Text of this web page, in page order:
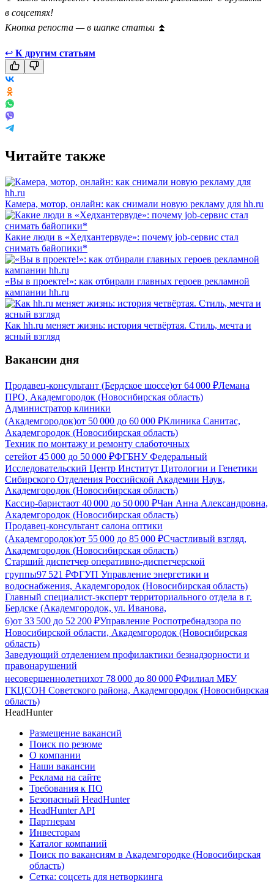
в соцсетях!
Кнопка репоста — в шапке статьи ⏫
↩ К другим статьям
Читайте также
Камера, мотор, онлайн: как снимали новую рекламу для hh.ru
Какие люди в «Хедхантервуде»: почему job-сервис стал
снимать байопики*
«Вы в проекте!»: как отбирали главных героев рекламной
кампании hh.ru
Как hh.ru меняет жизнь: история четвёртая. Стиль, мечта и
ясный взгляд
Вакансии дня
Продавец-консультант (Бердское шоссе)от 64 000 ₽Лемана
ПРО, Академгородок (Новосибирская область)
Администратор клиники
(Академгородок)от 50 000 до 60 000 ₽Клиника Санитас,
Академгородок (Новосибирская область)
Техник по монтажу и ремонту слаботочных
сетейот 45 000 до 50 000 ₽ФГБНУ Федеральный
Исследовательский Центр Институт Цитологии и Генетики
Сибирского Отделения Российской Академии Наук,
Академгородок (Новосибирская область)
Кассир-баристаот 40 000 до 50 000 ₽Чан Анна Александровна,
Академгородок (Новосибирская область)
Продавец-консультант салона оптики
(Академгородок)от 55 000 до 85 000 ₽Счастливый взгляд,
Академгородок (Новосибирская область)
Старший диспетчер оперативно-диспетчерской
группы97 521 ₽ФГУП Управление энергетики и
водоснабжения, Академгородок (Новосибирская область)
Главный специалист-эксперт территориального отдела в г.
Бердске (Академгородок, ул. Иванова,
6)от 33 500 до 52 200 ₽Управление Роспотребнадзора по
Новосибирской области, Академгородок (Новосибирская
область)
Заведующий отделением профилактики безнадзорности и
правонарушений
несовершеннолетнихот 78 000 до 80 000 ₽Филиал МБУ
ГКЦСОН Советского района, Академгородок (Новосибирская
область)
HeadHunter
Размещение вакансий
Поиск по резюме
О компании
Наши вакансии
Реклама на сайте
Требования к ПО
Безопасный HeadHunter
HeadHunter API
Партнерам
Инвесторам
Каталог компаний
Поиск по вакансиям в Академгородке (Новосибирская
область)
Сетка: соцсеть для нетворкинга